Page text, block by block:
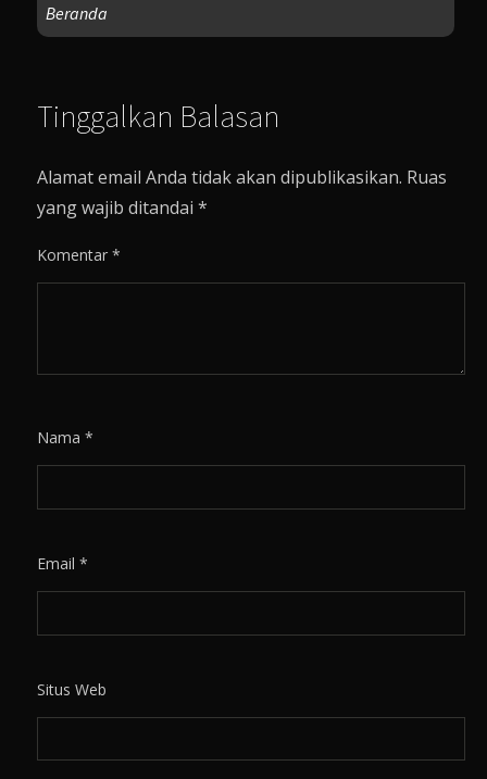
Beranda
Tinggalkan Balasan
Alamat email Anda tidak akan dipublikasikan. Ruas
yang wajib ditandai*
Komentar*
Nama*
Email*
Situs Web